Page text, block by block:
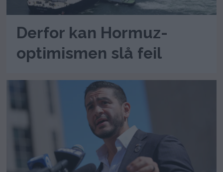
Derfor kan Hormuz-
optimismen slå feil